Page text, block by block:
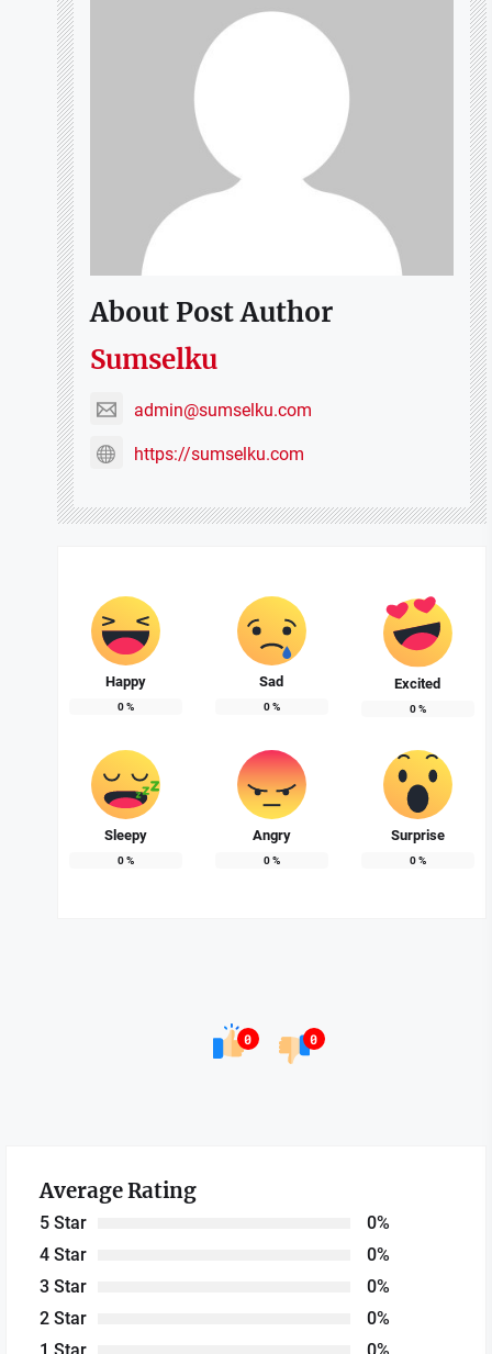
About Post Author
Sumselku
admin@sumselku.com
https://sumselku.com
Happy
0%
Sad
0%
Excited
0%
Sleepy
0%
Angry
0%
Surprise
0%
0 0
Average Rating
5 Star
0%
4 Star
0%
3 Star
0%
2 Star
0%